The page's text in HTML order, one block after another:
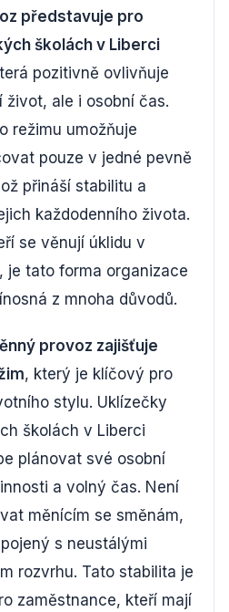
představuje pro
školách v Liberci
pozitivně ovlivňuje
život, ale i osobní čas.
režimu umožňuje
pouze v jedné pevně
přináší stabilitu a
každodenního života.
se věnují úklidu v
je tato forma organizace
z mnoha důvodů.
provoz zajišťuje
, který je klíčový pro
stylu. Uklízečky
školách v Liberci
plánovat své osobní
a volný čas. Není
měnícím se směnám,
s neustálými
rozvrhu. Tato stabilita je
zaměstnance, kteří mají